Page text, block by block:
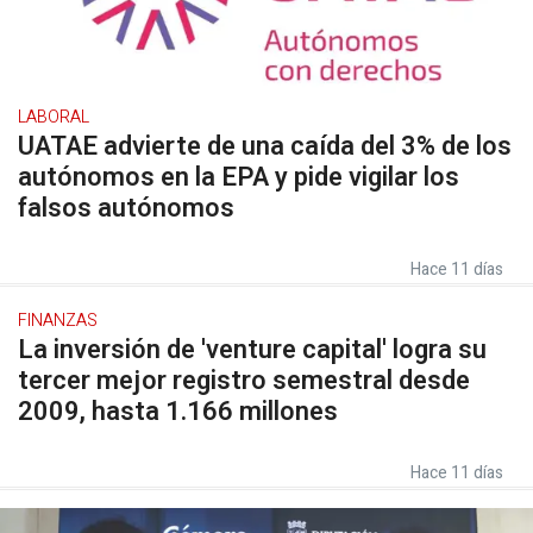
LABORAL
UATAE advierte de una caída del 3% de los
autónomos en la EPA y pide vigilar los
falsos autónomos
Hace 11 días
FINANZAS
La inversión de 'venture capital' logra su
tercer mejor registro semestral desde
2009, hasta 1.166 millones
Hace 11 días